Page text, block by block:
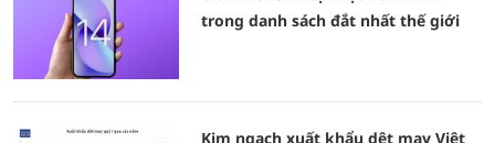
trong danh sách đắt nhất thế giới
Kim ngạch xuất khẩu dệt may Việt